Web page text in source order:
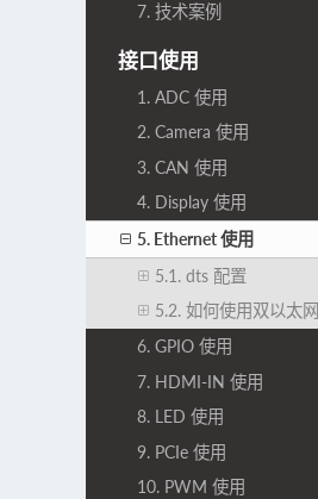
7. 技术案例
接口使用
1. ADC 使用
2. Camera 使用
3. CAN 使用
4. Display 使用
5. Ethernet 使用
5.1. dts 配置
5.2. 如何使用双以太网
6. GPIO 使用
7. HDMI-IN 使用
8. LED 使用
9. PCIe 使用
10. PWM 使用